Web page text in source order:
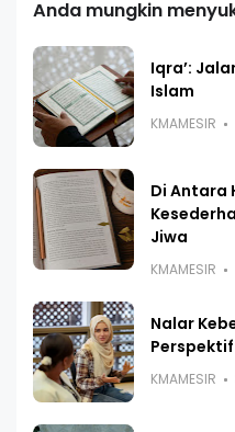
Anda mungkin
Iqra’:
Islam
KMAMESIR
Di Antara
Jiwa
KMAMESIR
Nalar
KMAMESIR